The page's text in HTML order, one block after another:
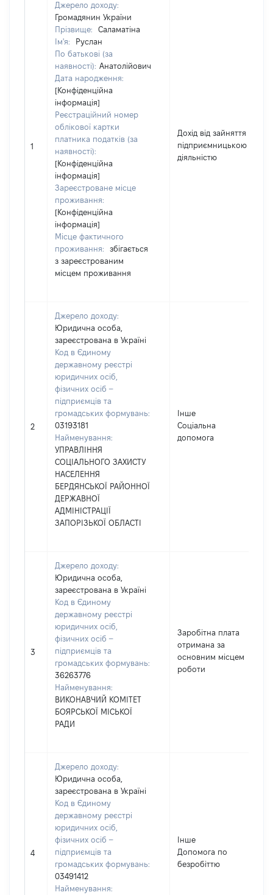
1
Джерело доходу:
Громадянин України
Прізвище:
Саламатіна
Ім'я:
Руслан
По батькові (за
наявності): Анатолійович
Дата народження:
[Конфіденційна
інформація]
Реєстраційний номер
облікової картки
платника податків (за
наявності):
[Конфіденційна
інформація]
Зареєстроване місце
проживання:
[Конфіденційна
інформація]
Місце фактичного
проживання:
збігається
з зареєстрованим
місцем проживання
Дохід від зайняття
підприємницькою
діяльністю
2
Джерело доходу:
Юридична особа,
зареєстрована в Україні
Код в Єдиному
державному реєстрі
юридичних осіб,
фізичних осіб –
підприємців та
громадських формувань:
03193181
Найменування:
УПРАВЛІННЯ
СОЦІАЛЬНОГО ЗАХИСТУ
НАСЕЛЕННЯ
БЕРДЯНСЬКОЇ РАЙОННОЇ
ДЕРЖАВНОЇ
АДМІНІСТРАЦІЇ
ЗАПОРІЗЬКОЇ ОБЛАСТІ
Інше
Соціальна
допомога
3
Джерело доходу:
Юридична особа,
зареєстрована в Україні
Код в Єдиному
державному реєстрі
юридичних осіб,
фізичних осіб –
підприємців та
громадських формувань:
36263776
Найменування:
ВИКОНАВЧИЙ КОМІТЕТ
БОЯРСЬКОЇ МІСЬКОЇ
РАДИ
Заробітна плата
отримана за
основним місцем
роботи
4
Джерело доходу:
Юридична особа,
зареєстрована в Україні
Код в Єдиному
державному реєстрі
юридичних осіб,
фізичних осіб –
підприємців та
громадських формувань:
03491412
Найменування:
Інше
Допомога по
безробіттю